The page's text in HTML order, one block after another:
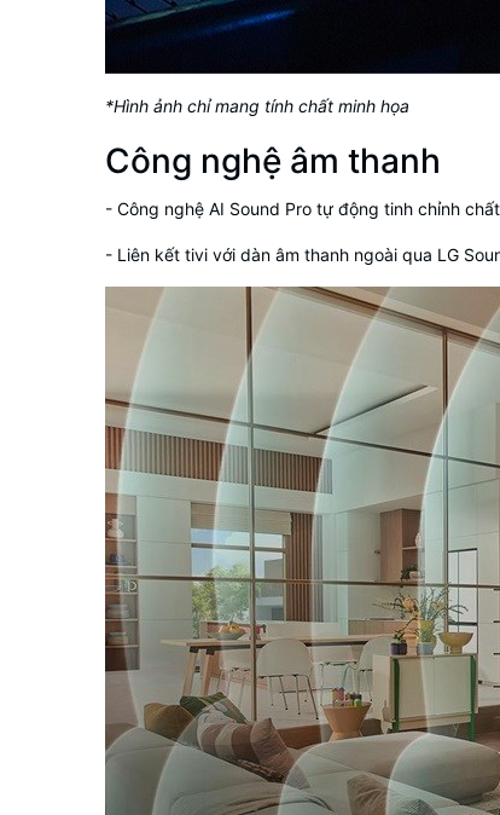
*Hình ảnh chỉ mang tính chất minh họa
Công nghệ âm thanh
- Công nghệ AI Sound Pro tự động tinh chỉnh
- Liên kết tivi với dàn âm thanh ngoài qua LG